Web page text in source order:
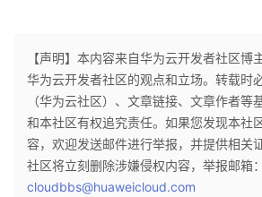
【声明】本内容来自华为云开发者社区博
华为云开发者社区的观点和立场。转载时
（华为云社区）、文章链接、文章作者等
和本社区有权追究责任。如果您发现本社
容，欢迎发送邮件进行举报，并提供相关
社区将立刻删除涉嫌侵权内容，举报邮箱：
cloudbbs@huaweicloud.com